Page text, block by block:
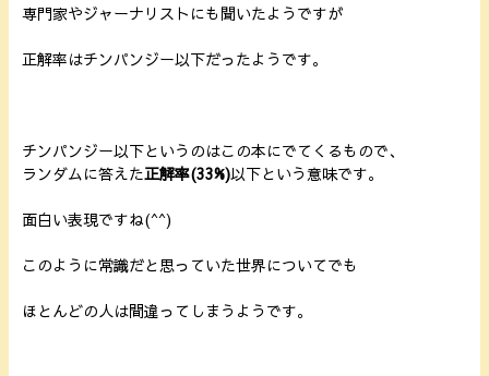
専門家やジャーナリストにも聞いたようですが
正解率はチンパンジー以下だったようです。
チンパンジー以下というのはこの本にでてくるもので、
ランダムに答えた正解率(33%)以下という意味です。
面白い表現ですね(^^)
このように常識だと思っていた世界についてでも
ほとんどの人は間違ってしまうようです。